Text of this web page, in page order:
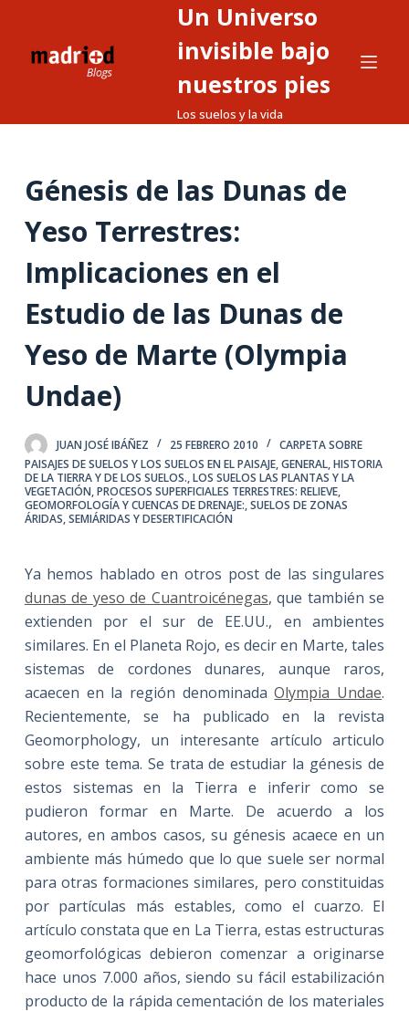
Un Universo
invisible bajo
nuestros pies
Los suelos y la vida
Génesis de las Dunas de
Yeso Terrestres:
Implicaciones en el
Estudio de las Dunas de
Yeso de Marte (Olympia
Undae)
JUAN JOSÉ IBÁÑEZ 25 FEBRERO 2010
CARPETA SOBRE
PAISAJES DE SUELOS Y LOS SUELOS EN EL PAISAJE,GENERAL,HISTORIA
DE LA TIERRA Y DE LOS SUELOS.,LOS SUELOS LAS PLANTAS Y LA
VEGETACIÓN,PROCESOS SUPERFICIALES TERRESTRES: RELIEVE,
GEOMORFOLOGÍA Y CUENCAS DE DRENAJE:,SUELOS DE ZONAS
ÁRIDAS, SEMIÁRIDAS Y DESERTIFICACIÓN
Ya hemos hablado en otros post de las singulares
dunas de yeso de Cuantroicénegas, que también se
extienden por el sur de EE.UU., en ambientes
similares. En el Planeta Rojo, es decir en Marte, tales
sistemas de cordones dunares, aunque raros,
acaecen en la región denominadaOlympia Undae.
Recientemente, se ha publicado en la revista
Geomorphology, un interesante artículo articulo
sobre este tema. Se trata de estudiar la génesis de
estos sistemas en la Tierra e inferir como se
pudieron formar en Marte. De acuerdo a los
autores, en ambos casos, su génesis acaece en un
ambiente más húmedo que lo que suele ser normal
para otras formaciones similares, pero constituidas
por partículas más estables, como el cuarzo. El
artículo constata que en La Tierra, estas estructuras
geomorfológicas debieron comenzar a originarse
hace unos 7.000 años, siendo su fácil estabilización
producto de la rápida cementación de los materiales